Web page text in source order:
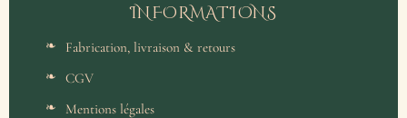
INFORMATIONS
Fabrication, livraison & retours
CGV
Mentions légales